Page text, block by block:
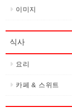
이미지
식사
요리
카페 & 스위트